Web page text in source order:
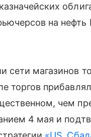
на нефть
сети магазинов
торгов
чем
4 мая и